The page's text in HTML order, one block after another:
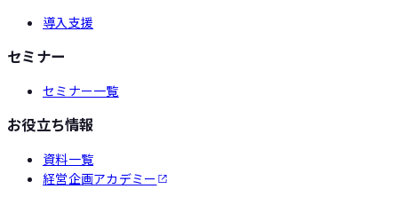
導入支援
セミナー
セミナー一覧
お役立ち情報
資料一覧
経営企画アカデミー